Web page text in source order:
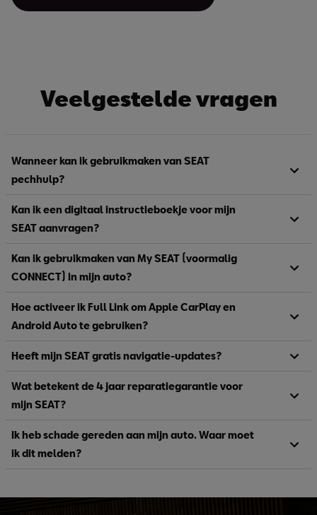
Veelgestelde vragen
Wanneer kan ik gebruikmaken van SEAT
pechhulp?
Kan ik een digitaal instructieboekje voor mijn
SEAT aanvragen?
Kan ik gebruikmaken van My SEAT (voormalig
CONNECT) in mijn auto?
Hoe activeer ik Full Link om Apple CarPlay en
Android Auto te gebruiken?
Heeft mijn SEAT gratis navigatie-updates?
Wat betekent de 4 jaar reparatiegarantie voor
mijn SEAT?
Ik heb schade gereden aan mijn auto. Waar moet
ik dit melden?